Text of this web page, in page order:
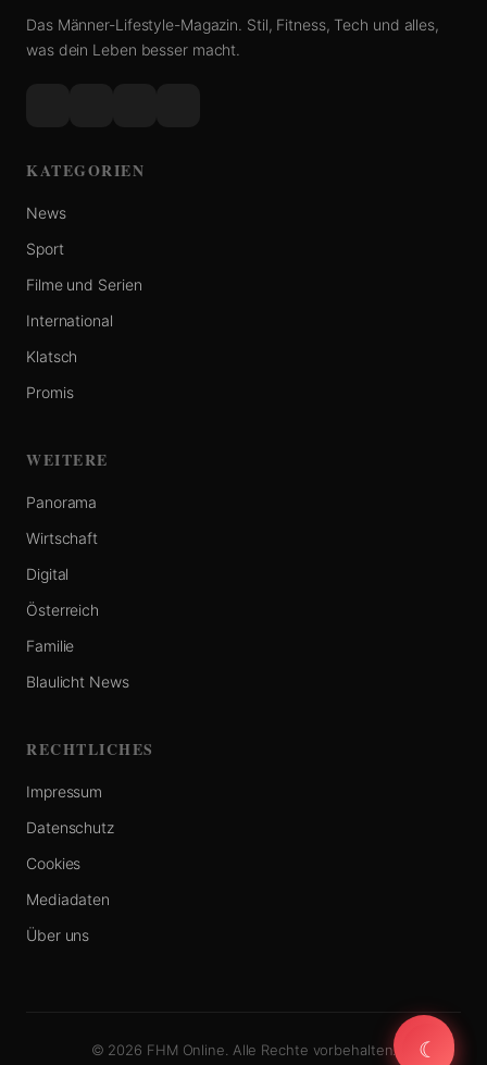
Das Männer-Lifestyle-Magazin. Stil, Fitness, Tech und alles,
was dein Leben besser macht.
KATEGORIEN
News
Sport
Filme und Serien
International
Klatsch
Promis
WEITERE
Panorama
Wirtschaft
Digital
Österreich
Familie
Blaulicht News
RECHTLICHES
Impressum
Datenschutz
Cookies
Mediadaten
Über uns
© 2026 FHM Online. Alle Rechte vorbehalten.
☾
☾